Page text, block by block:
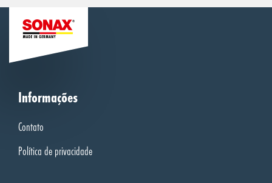
Informações
Contato
Política de privacidade